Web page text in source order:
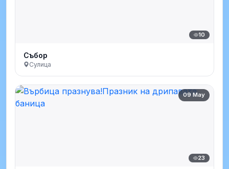
10
Събор
Сулица
09 May
23